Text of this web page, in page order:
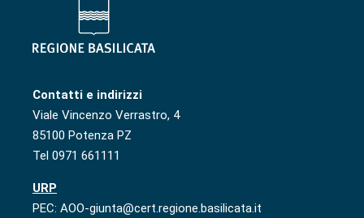
Contatti e indirizzi
Viale Vincenzo Verrastro, 4
85100 Potenza PZ
Tel 0971 661111
URP
PEC: AOO-giunta@cert.regione.basilicata.it